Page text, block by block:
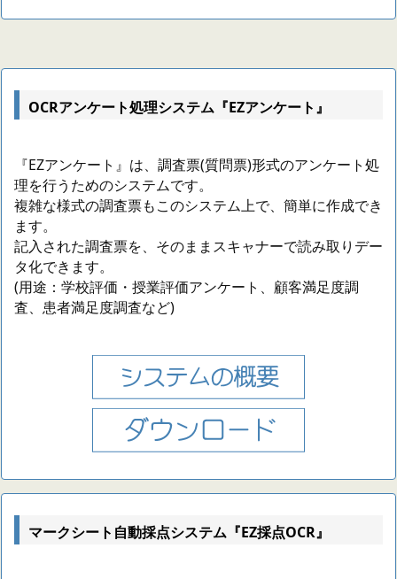
OCRアンケート処理システム『EZアンケート』
『EZアンケート』は、調査票(質問票)形式のアンケート処
理を行うためのシステムです。
複雑な様式の調査票もこのシステム上で、簡単に作成でき
ます。
記入された調査票を、そのままスキャナーで読み取りデー
タ化できます。
(用途：学校評価・授業評価アンケート、顧客満足度調
査、患者満足度調査など)
マークシート自動採点システム『EZ採点OCR』